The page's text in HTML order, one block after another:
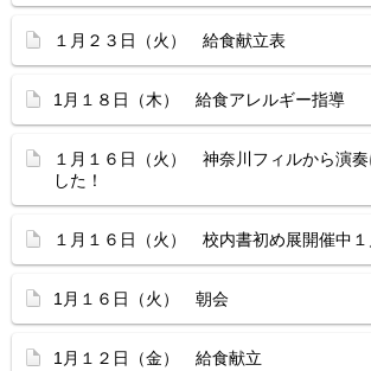
１月２３日（火） 給食献立表
1月１８日（木） 給食アレルギー指導
１月１６日（火） 神奈川フィルから演奏
した！
１月１６日（火） 校内書初め展開催中
1月１６日（火） 朝会
1月１２日（金） 給食献立